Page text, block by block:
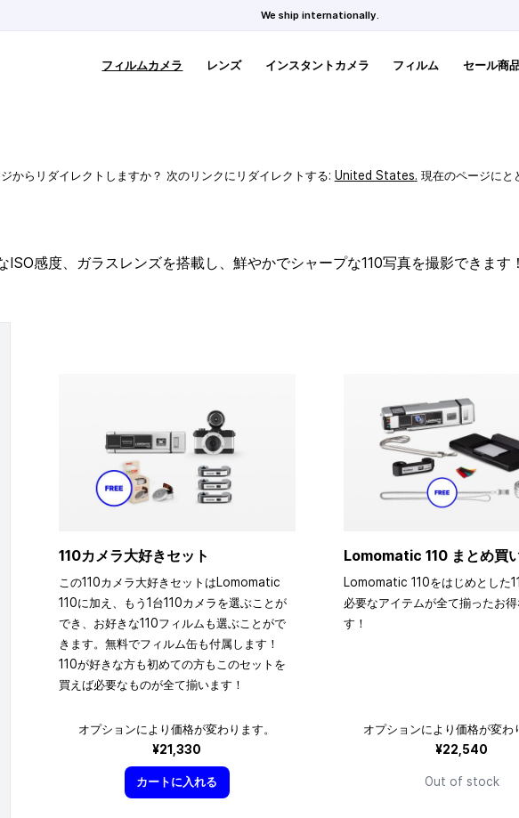
We ship internationally.
フィルムカメラ レンズ インスタントカメラ フィルム セール商
からリダイレクトしますか？ 次のリンクにリダイレクトする: United States. 現在のページにと
ISO感度、ガラスレンズを搭載し、鮮やかでシャープな110写真を撮影できます
110カメラ大好きセット
この110カメラ大好きセットはLomomatic
110に加え、もう1台110カメラを選ぶことが
でき、お好きな110フィルムも選ぶことがで
きます。無料でフィルム缶も付属します！
110が好きな方も初めての方もこのセットを
買えば必要なものが全て揃います！
オプションにより価格が変わります。
¥21,330
カートに入れる
Lomomatic 110 まとめ買
Lomomatic 110をはじめとした
必要なアイテムが全て揃ったお
す！
オプションにより価格が変わ
¥22,540
Out of stock